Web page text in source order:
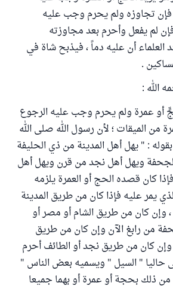
فإن تجاوزه ولم يحرم وجب عليه
لم يفعل وأحرم بعد مجاوزته
العلماء أن عليه دماً ، فيذبح شاة في
.
الله :
أو عمرة ولم يحرم وجب عليه الرجوع
من الميقات ؛ لأن رسول الله صلى الله
: " يهل أهل المدينة من ذي الحليفة
ويهل أهل نجد من قرن ويهل أهل
كان قصده الحج أو العمرة يلزمه
يمر عليه فإذا كان من طريق المدينة
وإن كان من طريق الشام أو مصر أو
من رابغ الآن وإن كان من طريق
وإن كان من طريق نجد أو الطائف أحرم
" السيل " ويسميه بعض الناس "
ذلك بحجة أو عمرة أو بهما جميعا